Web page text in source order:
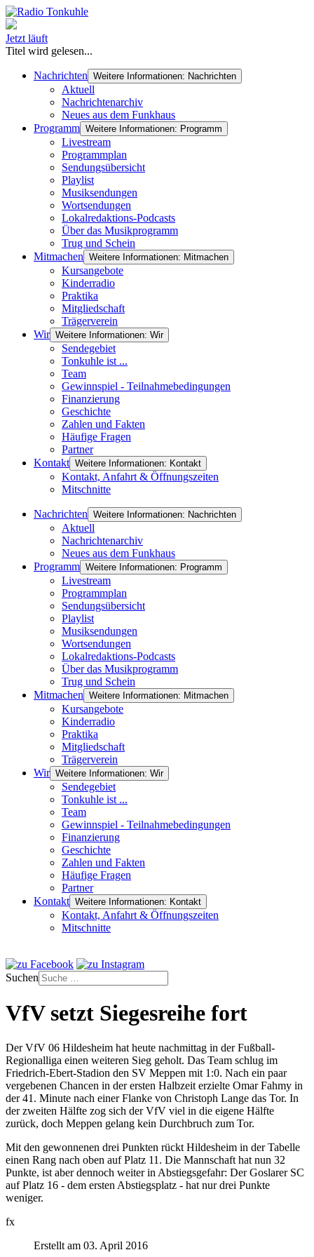
Jetzt läuft
Titel wird gelesen...
Nachrichten Weitere Informationen: Nachrichten
Aktuell
Nachrichtenarchiv
Neues aus dem Funkhaus
Programm Weitere Informationen: Programm
Livestream
Programmplan
Sendungsübersicht
Playlist
Musiksendungen
Wortsendungen
Lokalredaktions-Podcasts
Über das Musikprogramm
Trug und Schein
Mitmachen Weitere Informationen: Mitmachen
Kursangebote
Kinderradio
Praktika
Mitgliedschaft
Trägerverein
Wir Weitere Informationen: Wir
Sendegebiet
Tonkuhle ist ...
Team
Gewinnspiel - Teilnahmebedingungen
Finanzierung
Geschichte
Zahlen und Fakten
Häufige Fragen
Partner
Kontakt Weitere Informationen: Kontakt
Kontakt, Anfahrt & Öffnungszeiten
Mitschnitte
Nachrichten Weitere Informationen: Nachrichten
Aktuell
Nachrichtenarchiv
Neues aus dem Funkhaus
Programm Weitere Informationen: Programm
Livestream
Programmplan
Sendungsübersicht
Playlist
Musiksendungen
Wortsendungen
Lokalredaktions-Podcasts
Über das Musikprogramm
Trug und Schein
Mitmachen Weitere Informationen: Mitmachen
Kursangebote
Kinderradio
Praktika
Mitgliedschaft
Trägerverein
Wir Weitere Informationen: Wir
Sendegebiet
Tonkuhle ist ...
Team
Gewinnspiel - Teilnahmebedingungen
Finanzierung
Geschichte
Zahlen und Fakten
Häufige Fragen
Partner
Kontakt Weitere Informationen: Kontakt
Kontakt, Anfahrt & Öffnungszeiten
Mitschnitte
Suchen
VfV setzt Siegesreihe fort
Der VfV 06 Hildesheim hat heute nachmittag in der Fußball-
Regionalliga einen weiteren Sieg geholt. Das Team schlug im
Friedrich-Ebert-Stadion den SV Meppen mit 1:0. Nach ein paar
vergebenen Chancen in der ersten Halbzeit erzielte Omar Fahmy in
der 41. Minute nach einer Flanke von Christoph Lange das Tor. In
der zweiten Hälfte zog sich der VfV viel in die eigene Hälfte
zurück, doch Meppen gelang kein Durchbruch zum Tor.
Mit den gewonnenen drei Punkten rückt Hildesheim in der Tabelle
einen Rang nach oben auf Platz 11. Die Mannschaft hat nun 32
Punkte, ist aber dennoch weiter in Abstiegsgefahr: Der Goslarer SC
auf Platz 16 - dem ersten Abstiegsplatz - hat nur drei Punkte
weniger.
fx
Erstellt am 03. April 2016